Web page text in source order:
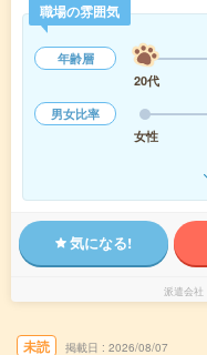
職場の雰囲気
年齢層
20代
男女比率
女性
気になる!
派遣会社
未読 掲載日 2026/08/07